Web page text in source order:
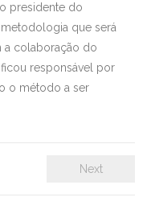
presidente do
metodologia que será
a colaboração do
responsável por
o método a ser
Next